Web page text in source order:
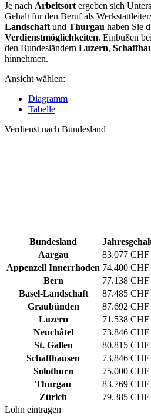
Je nach Arbeitsort ergeben sich
Gehalt für den Beruf als
Landschaft und Thurgau haben Sie
Verdienstmöglichkeiten. Einbußen
den Bundesländern Luzern,
hinnehmen.
Ansicht wählen:
Diagramm
Tabelle
Verdienst nach Bundesland
Bundesland
Aargau
83.077 CHF
Appenzell Innerrhoden 74.400 CHF
Bern
77.138 CHF
Basel-Landschaft
87.485 CHF
Graubünden
87.692 CHF
Luzern
71.538 CHF
Neuchâtel
73.846 CHF
St. Gallen
80.815 CHF
Schaffhausen
73.846 CHF
Solothurn
75.000 CHF
Thurgau
83.769 CHF
Zürich
79.385 CHF
Lohn eintragen